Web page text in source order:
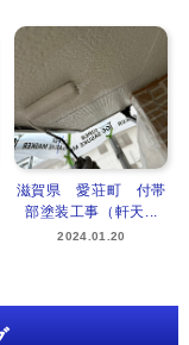
滋賀県 愛荘町 付帯
部塗装工事（軒天...
2024.01.20